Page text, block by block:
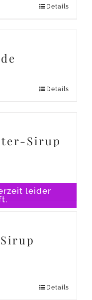
Details
Details
leider
Sirup
Details